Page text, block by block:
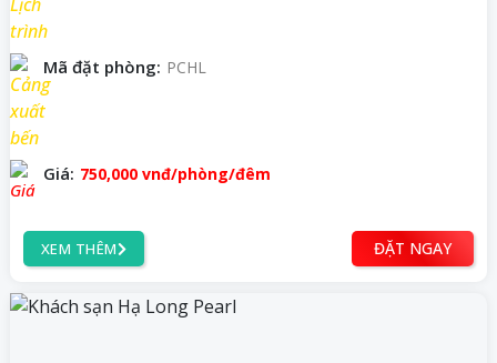
Mã đặt phòng: PCHL
Giá: 750,000 vnđ/phòng/đêm
XEM THÊM ĐẶT NGAY